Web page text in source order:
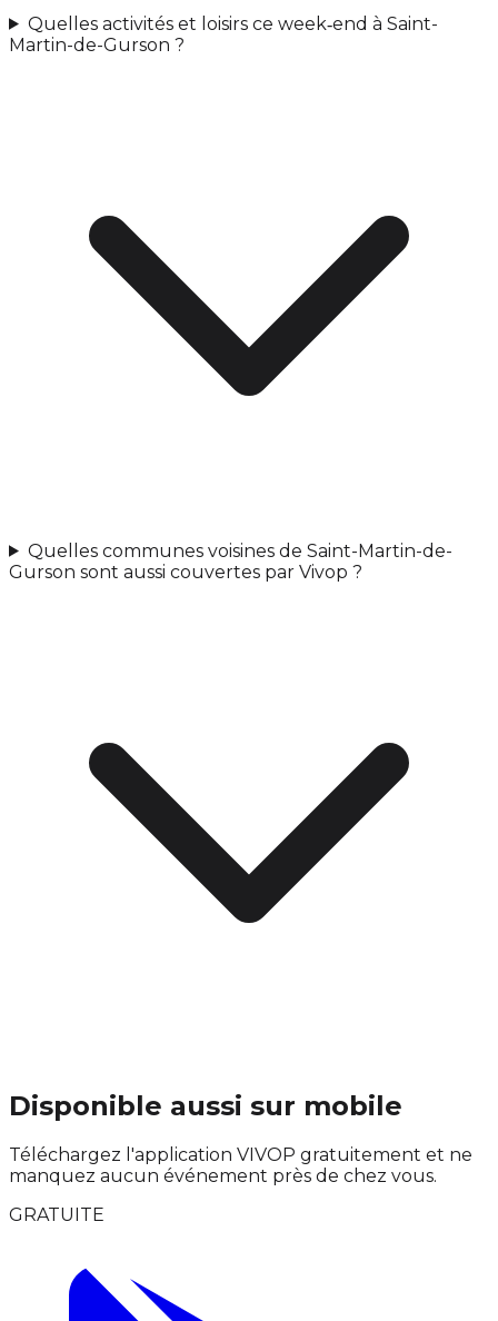
Quelles activités et loisirs ce week‑end à Saint-
Martin-de-Gurson ?
Quelles communes voisines de Saint-Martin-de-
Gurson sont aussi couvertes par Vivop ?
Disponible aussi sur mobile
Téléchargez l'application VIVOP gratuitement et ne
manquez aucun événement près de chez vous.
GRATUITE